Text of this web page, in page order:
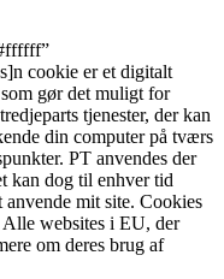
n cookie er et digitalt
gør det muligt for
tjenester, der kan
din computer på tværs
PT anvendes der
kan dog til enhver tid
anvende mit site. Cookies
Alle websites i EU, der
om deres brug af